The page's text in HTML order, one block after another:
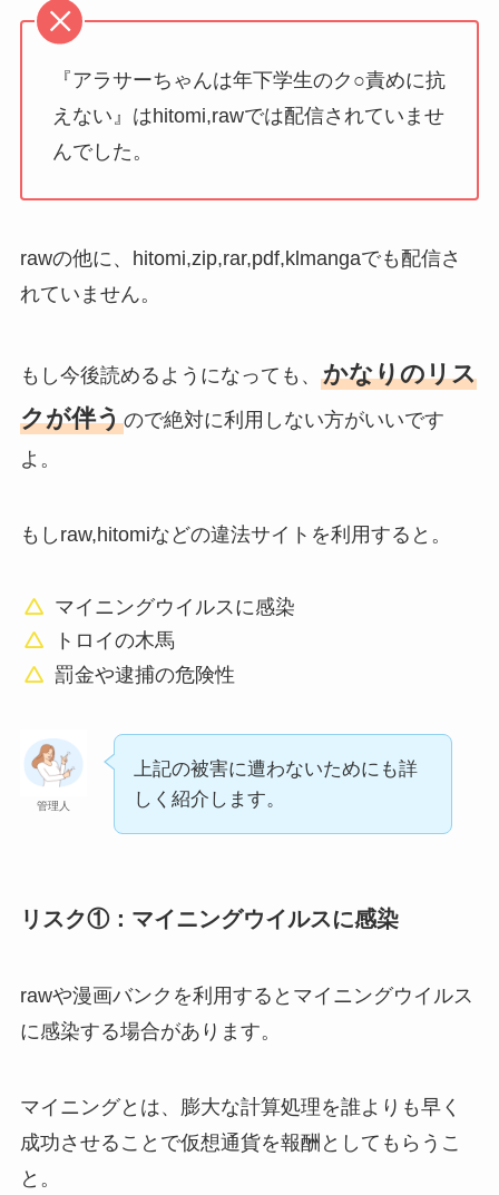
『アラサーちゃんは年下学生のク○責めに抗
えない』はhitomi,rawでは配信されていませ
んでした。
rawの他に、hitomi,zip,rar,pdf,klmangaでも配信さ
れていません。
もし今後読めるようになっても、 かなりのリス
クが伴うので絶対に利用しない方がいいです
よ。
もしraw,hitomiなどの違法サイトを利用すると。
マイニングウイルスに感染
トロイの木馬
罰金や逮捕の危険性
管理人
上記の被害に遭わないためにも詳
しく紹介します。
リスク①：マイニングウイルスに感染
rawや漫画バンクを利用するとマイニングウイルス
に感染する場合があります。
マイニングとは、膨大な計算処理を誰よりも早く
成功させることで仮想通貨を報酬としてもらうこ
と。